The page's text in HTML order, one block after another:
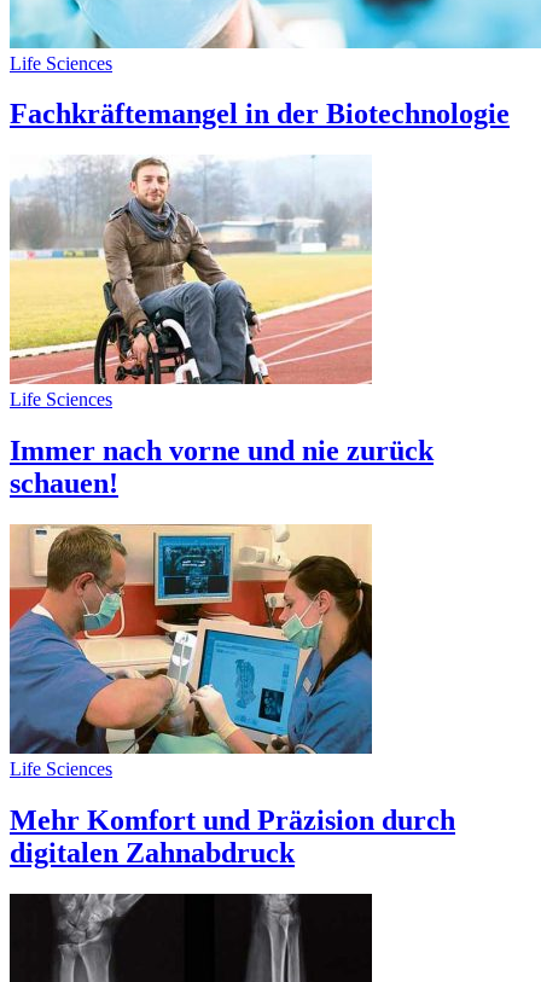
Life Sciences
Fachkräftemangel in der Biotechnologie
Life Sciences
Immer nach vorne und nie zurück
schauen!
Life Sciences
Mehr Komfort und Präzision durch
digitalen Zahnabdruck